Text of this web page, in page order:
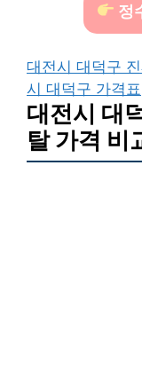
정
대전시 대덕구
시 대덕구 가격표
대전시 대
탈 가격 비